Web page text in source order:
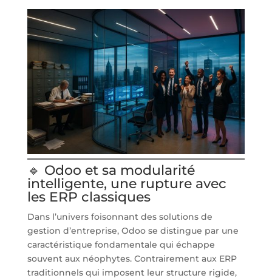
🔹 Odoo et sa modularité
intelligente, une rupture avec
les ERP classiques
Dans l’univers foisonnant des solutions de
gestion d’entreprise, Odoo se distingue par une
caractéristique fondamentale qui échappe
souvent aux néophytes. Contrairement aux ERP
traditionnels qui imposent leur structure rigide,